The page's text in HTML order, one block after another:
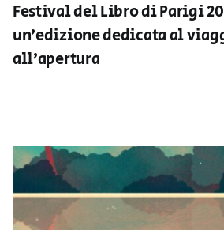
Festival del Libro di Parigi
un’edizione dedicata al
all’apertura